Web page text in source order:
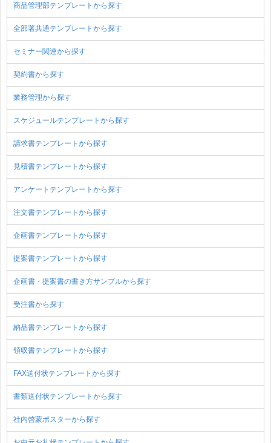
商品管理部テンプレートから探す
全部署共通テンプレートから探す
セミナー関連から探す
契約書から探す
業務管理から探す
スケジュールテンプレートから探す
請求書テンプレートから探す
見積書テンプレートから探す
アンケートテンプレートから探す
注文書テンプレートから探す
企画書テンプレートから探す
提案書テンプレートから探す
企画書・提案書の書き方サンプルから探す
受注書から探す
納品書テンプレートから探す
領収書テンプレートから探す
FAX送付状テンプレートから探す
書類送付状テンプレートから探す
社内啓蒙ポスターから探す